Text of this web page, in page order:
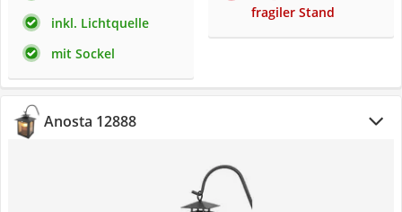
inkl. Lichtquelle
mit Sockel
fragiler Stand
Anosta 12888